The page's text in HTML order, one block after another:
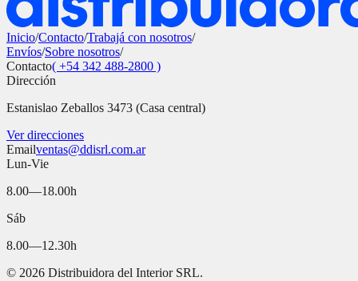
Inicio/Contacto/Trabajá con nosotros/
Envíos/Sobre nosotros/
Contacto( +54 342 488-2800 )
Dirección
Estanislao Zeballos 3473 (Casa central)
Ver direcciones
Emailventas@ddisrl.com.ar
Lun-Vie
8.00—18.00h
Sáb
8.00—12.30h
© 2026 Distribuidora del Interior SRL.